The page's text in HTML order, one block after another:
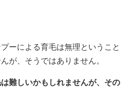
ーによる育毛は無理ということ
が、そうではありません。
難しいかもしれませんが、その